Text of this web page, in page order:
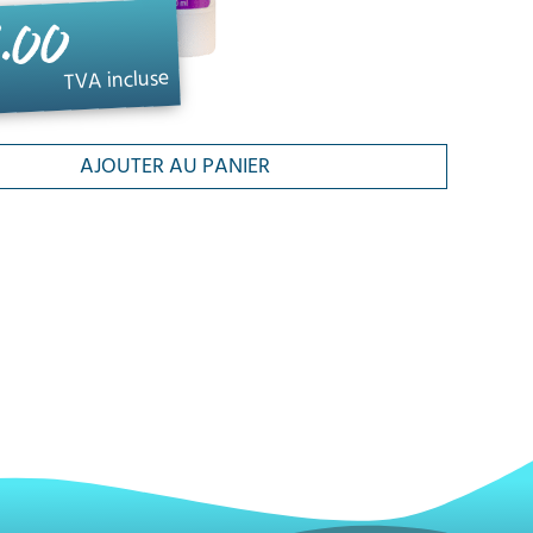
TVA incluse
AJOUTER AU PANIER